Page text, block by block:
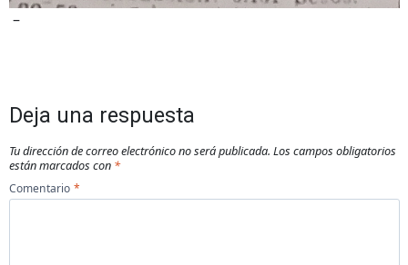
–
Deja una respuesta
Tu dirección de correo electrónico no será publicada. Los campos obligatorios
están marcados con *
Comentario *